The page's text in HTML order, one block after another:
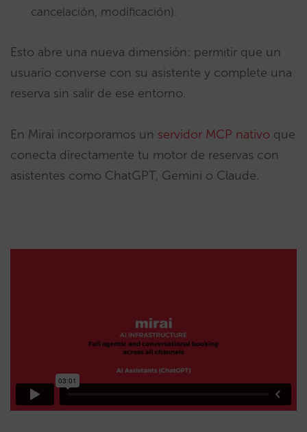
cancelación, modificación).
Esto abre una nueva dimensión: permitir que un
usuario converse con su asistente y complete una
reserva sin salir de ese entorno.
En Mirai incorporamos un servidor MCP nativo que
conecta directamente tu motor de reservas con
asistentes como ChatGPT, Gemini o Claude.